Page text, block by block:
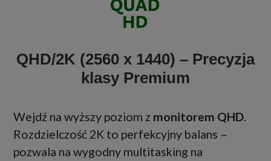
QHD/2K (2560 x 1440) – Precyzja
klasy Premium
Wejdź na wyższy poziom z monitorem QHD
Rozdzielczość 2K to perfekcyjny balans –
pozwala na wygodny multitasking na